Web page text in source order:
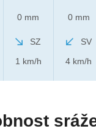
0 mm
SZ
1 km/h
0 mm
SV
4 km/h